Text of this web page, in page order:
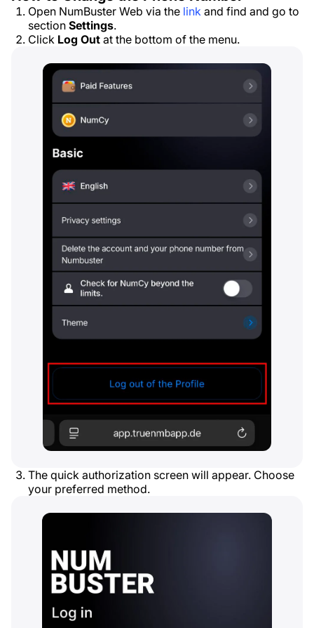
Open NumBuster Web via the link and find and go to
section Settings.
Click Log Out at the bottom of the menu.
The quick authorization screen will appear. Choose
your preferred method.